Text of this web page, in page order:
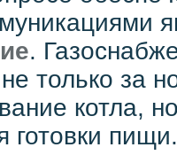
.
только за
котла,
готовки пищи.